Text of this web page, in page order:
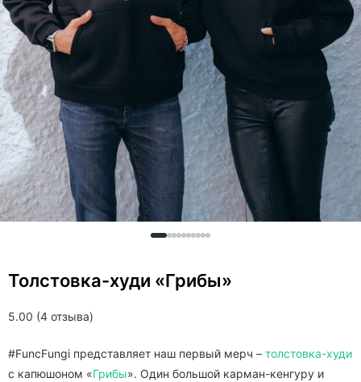
5.00 (4 отзыва)
Толстовка-худи «Грибы»
#FuncFungi представляет наш первый мерч – толстовка-худи
c капюшоном «Грибы». Один большой карман-кенгуру и